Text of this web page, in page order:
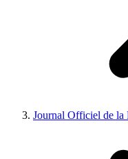
Journal Officiel de la